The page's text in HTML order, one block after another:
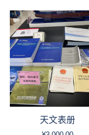
天文表册